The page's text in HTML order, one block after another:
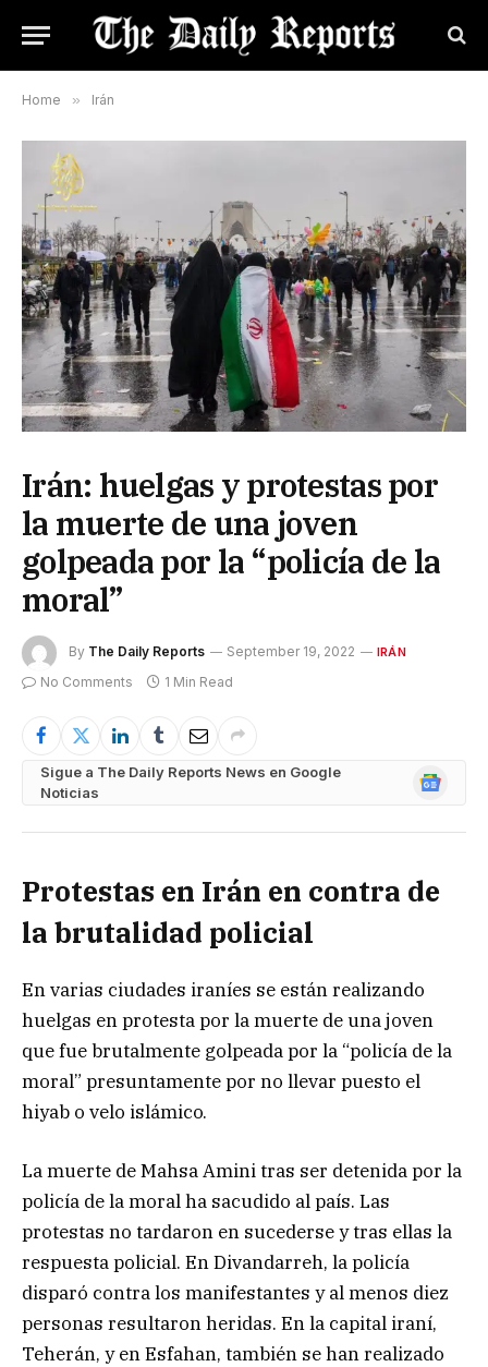
Home » Irán
Irán: huelgas y protestas por
la muerte de una joven
golpeada por la “policía de la
moral”
By The Daily Reports September 19, 2022 IRÁN
No Comments 1 Min Read
Sigue a The Daily Reports News en Google
Noticias
Google
Protestas en Irán en contra de
la brutalidad policial
En varias ciudades iraníes se están realizando
huelgas en protesta por la muerte de una joven
que fue brutalmente golpeada por la “policía de la
moral” presuntamente por no llevar puesto el
hiyab o velo islámico.
La muerte de Mahsa Amini tras ser detenida por la
policía de la moral ha sacudido al país. Las
protestas no tardaron en sucederse y tras ellas la
respuesta policial. En Divandarreh, la policía
disparó contra los manifestantes y al menos diez
personas resultaron heridas. En la capital iraní,
Teherán, y en Esfahan, también se han realizado